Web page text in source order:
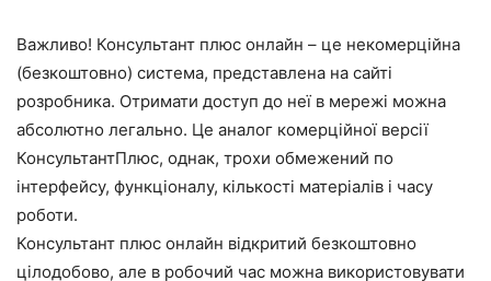
Важливо! Консультант плюс онлайн – це некомерційна
(безкоштовно) система, представлена на сайті
розробника. Отримати доступ до неї в мережі можна
абсолютно легально. Це аналог комерційної версії
КонсультантПлюс, однак, трохи обмежений по
інтерфейсу, функціоналу, кількості матеріалів і часу
роботи.
Консультант плюс онлайн відкритий безкоштовно
цілодобово, але в робочий час можна використовувати